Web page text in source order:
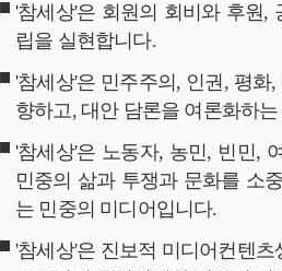
'참세상'은 회원의 회비와 후원,
립을 실현합니다.
'참세상'은 민주주의, 인권, 평
향하고, 대안 담론을 여론화하
'참세상'은 노동자, 농민, 빈민,
민중의 삶과 투쟁과 문화를 소
는 민중의 미디어입니다.
'참세상'은 진보적 미디어컨텐